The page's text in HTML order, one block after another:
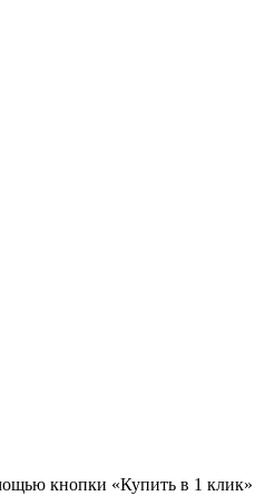
кнопки «Купить в 1 клик»